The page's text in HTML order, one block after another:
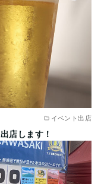
イベント出店
店します！